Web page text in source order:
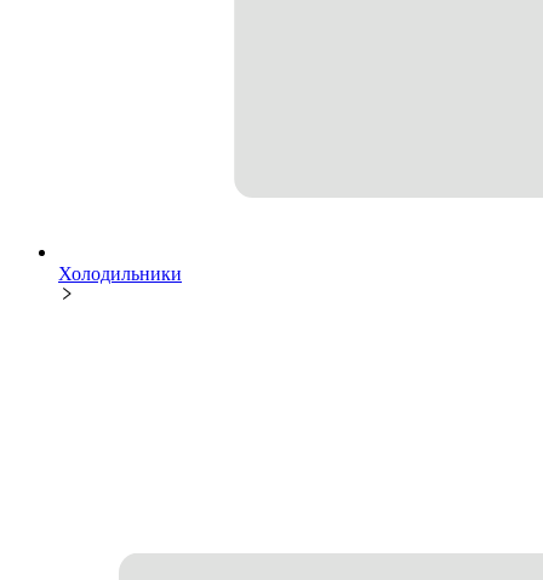
Холодильники